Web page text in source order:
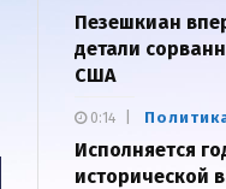
Пезешкиан
детали
США
Исполняется
исторической
0:14